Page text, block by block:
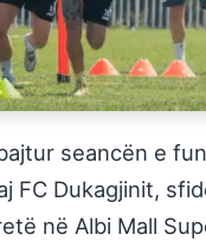
seancën e
FC Dukagjinit,
në Albi Mall